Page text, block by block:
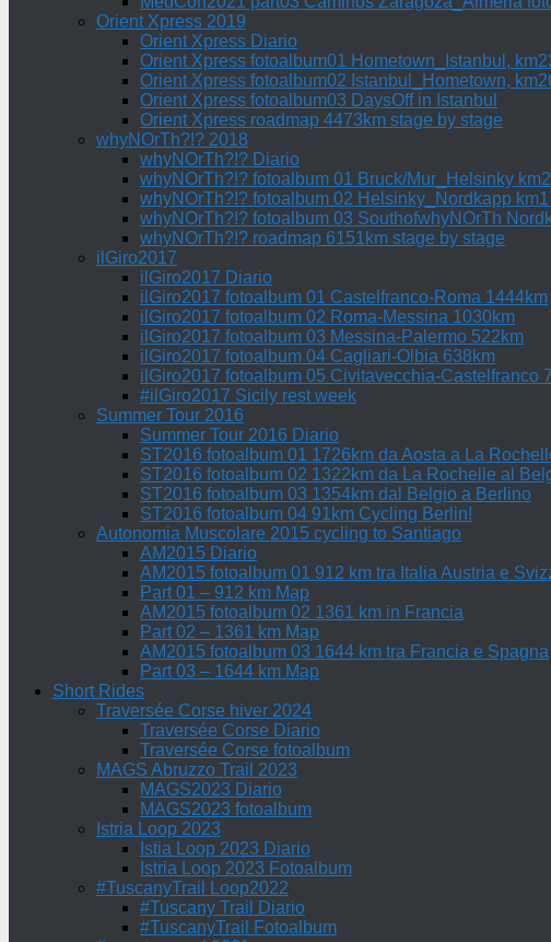
Orient Xpress 2019
Orient Xpress Diario
Orient Xpress fotoalbum01 Hometown_Istanbul,
Orient Xpress fotoalbum02 Istanbul_Hometown,
Orient Xpress fotoalbum03 DaysOff in Istanbul
Orient Xpress roadmap 4473km stage by stage
whyNOrTh?!? 2018
whyNOrTh?!? Diario
whyNOrTh?!? fotoalbum 01 Bruck/Mur_Helsinky
whyNOrTh?!? fotoalbum 02 Helsinky_Nordkapp
whyNOrTh?!? fotoalbum 03 SouthofwhyNOrTh
whyNOrTh?!? roadmap 6151km stage by stage
ilGiro2017
ilGiro2017 Diario
ilGiro2017 fotoalbum 01 Castelfranco-Roma 1444km
ilGiro2017 fotoalbum 02 Roma-Messina 1030km
ilGiro2017 fotoalbum 03 Messina-Palermo 522km
ilGiro2017 fotoalbum 04 Cagliari-Olbia 638km
ilGiro2017 fotoalbum 05 Civitavecchia-Castelfranco
#ilGiro2017 Sicily rest week
Summer Tour 2016
Summer Tour 2016 Diario
ST2016 fotoalbum 01 1726km da Aosta a La
ST2016 fotoalbum 02 1322km da La Rochelle al
ST2016 fotoalbum 03 1354km dal Belgio a Berlino
ST2016 fotoalbum 04 91km Cycling Berlin!
Autonomia Muscolare 2015 cycling to Santiago
AM2015 Diario
AM2015 fotoalbum 01 912 km tra Italia Austria e
Part 01 – 912 km Map
AM2015 fotoalbum 02 1361 km in Francia
Part 02 – 1361 km Map
AM2015 fotoalbum 03 1644 km tra Francia e Spagna
Part 03 – 1644 km Map
Short Rides
Traversée Corse hiver 2024
Traversée Corse Diario
Traversée Corse fotoalbum
MAGS Abruzzo Trail 2023
MAGS2023 Diario
MAGS2023 fotoalbum
Istria Loop 2023
Istia Loop 2023 Diario
Istria Loop 2023 Fotoalbum
#TuscanyTrail Loop2022
#Tuscany Trail Diario
#TuscanyTrail Fotoalbum